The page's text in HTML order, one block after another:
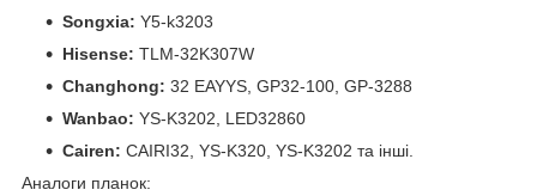
Songxia: Y5-k3203
Hisense: TLM-32K307W
Changhong: 32 EAYYS, GP32-100, GP-3288
Wanbao: YS-K3202, LED32860
Cairen: CAIRI32, YS-K320, YS-K3202 та інші.
Аналоги планок: